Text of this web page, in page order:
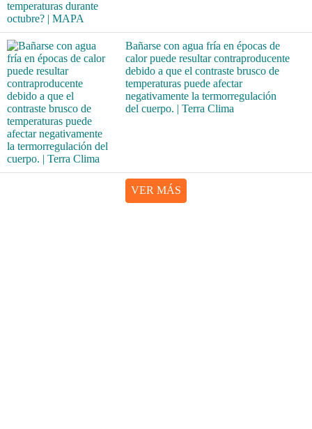
Bañarse con agua fría en épocas de
calor puede resultar contraproducente
debido a que el contraste brusco de
temperaturas puede afectar
negativamente la termorregulación
del cuerpo. | Terra Clima
VER MÁS